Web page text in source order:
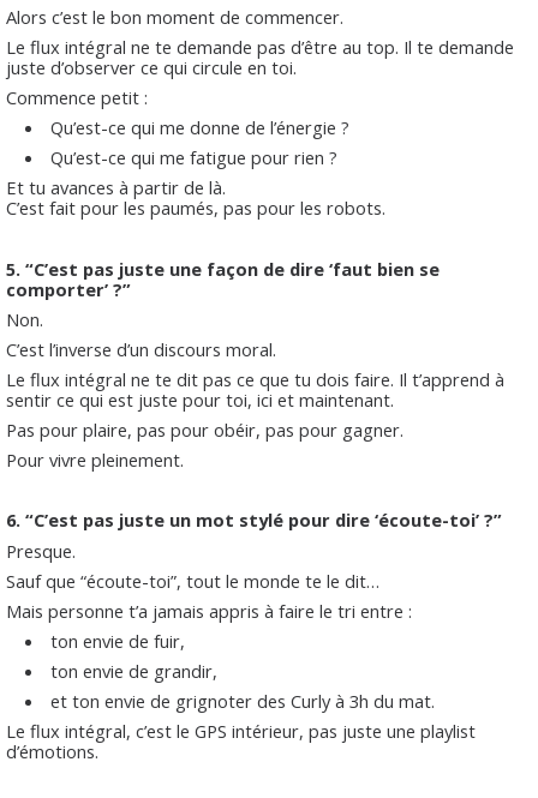
Alors c’est le bon moment de commencer.
Le flux intégral ne te demande pas d’être au top. Il te demande
juste d’observer ce qui circule en toi.
Commence petit :
Qu’est-ce qui me donne de l’énergie ?
Qu’est-ce qui me fatigue pour rien ?
Et tu avances à partir de là.
C’est fait pour les paumés, pas pour les robots.
5. “C’est pas juste une façon de dire ‘faut bien se
comporter’ ?”
Non.
C’est l’inverse d’un discours moral.
Le flux intégral ne te dit pas ce que tu dois faire. Il t’apprend à
sentir ce qui est juste pour toi, ici et maintenant.
Pas pour plaire, pas pour obéir, pas pour gagner.
Pour vivre pleinement.
6. “C’est pas juste un mot stylé pour dire ‘écoute-toi’ ?”
Presque.
Sauf que “écoute-toi”, tout le monde te le dit…
Mais personne t’a jamais appris à faire le tri entre :
ton envie de fuir,
ton envie de grandir,
et ton envie de grignoter des Curly à 3h du mat.
Le flux intégral, c’est le GPS intérieur, pas juste une playlist
d’émotions.